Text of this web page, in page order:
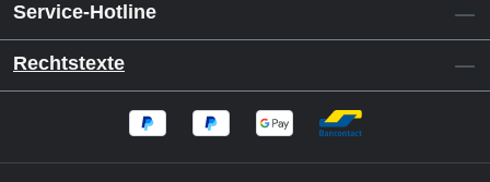
Service-Hotline
Rechtstexte